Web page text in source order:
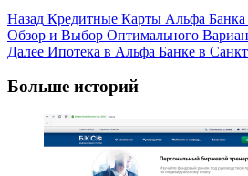
Post
Navigation
Назад Кредитные Карты Альфа
Обзор и Выбор Оптимального
Далее Ипотека в Альфа Банке в
Больше историй